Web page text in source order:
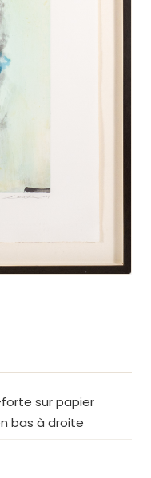
sur papier
bas à droite